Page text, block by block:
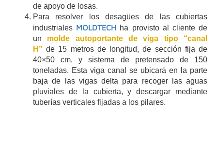
de apoyo de losas.
Para resolver los desagües de las cubiertas
industriales MOLDTECH ha provisto al cliente de
un molde autoportante de viga tipo “canal
H”de 15 metros de longitud, de sección fija de
40×50 cm, y sistema de pretensado de 150
toneladas. Esta viga canal se ubicará en la parte
baja de las vigas delta para recoger las aguas
pluviales de la cubierta, y descargar mediante
tuberías verticales fijadas a los pilares.